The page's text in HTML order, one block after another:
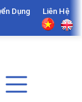
Dụng Liên Hệ